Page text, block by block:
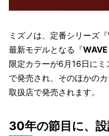
ミズノは、定番シリーズ
最新モデルとなる『
限定カラーが6月16日に
で発売され、そのほかの
取扱店で発売されます。
30年の節目に、